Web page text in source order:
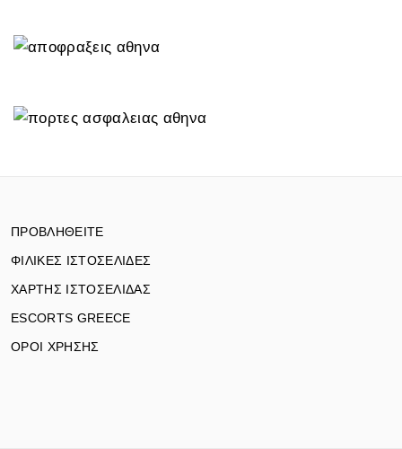
ΠΡΟΒΛΗΘΕΙΤΕ
ΦΙΛΙΚΕΣ ΙΣΤΟΣΕΛΙΔΕΣ
ΧΑΡΤΗΣ ΙΣΤΟΣΕΛΙΔΑΣ
ESCORTS GREECE
ΟΡΟΙ ΧΡΗΣΗΣ